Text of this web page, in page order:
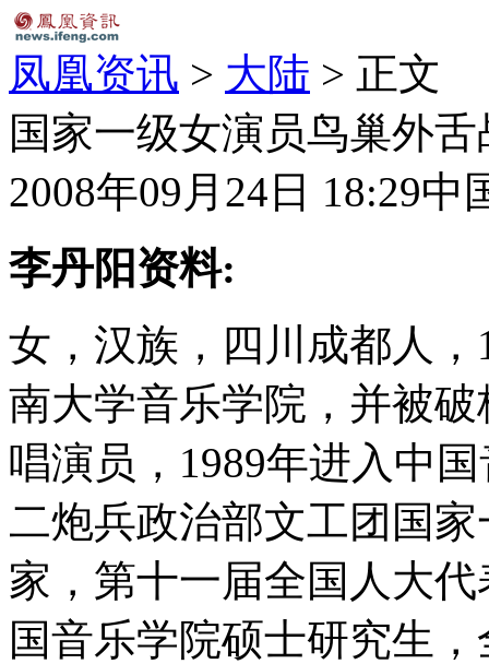
凤凰资讯 > 大陆 > 正文
国家一级女演员鸟巢外
2008年09月24日 18:29中
李丹阳资料:
女，汉族，四川成都人
南大学音乐学院，并被
唱演员，1989年进入中
二炮兵政治部文工团国
家，第十一届全国人大
国音乐学院硕士研究生